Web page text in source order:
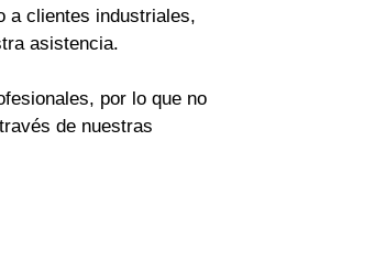
a clientes industriales,
asistencia.
por lo que no
de nuestras